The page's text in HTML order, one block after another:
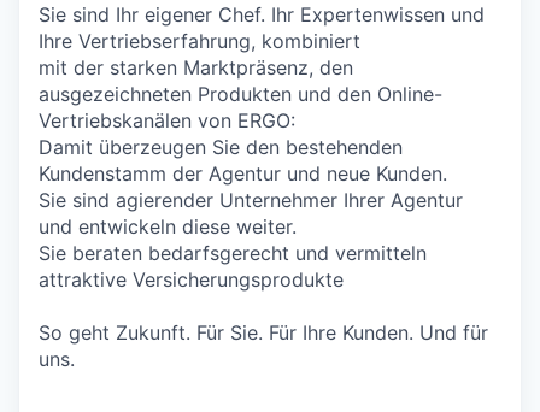
Sie sind Ihr eigener Chef. Ihr Expertenwissen und
Ihre Vertriebserfahrung, kombiniert
mit der starken Marktpräsenz, den
ausgezeichneten Produkten und den Online-
Vertriebskanälen von ERGO:
Damit überzeugen Sie den bestehenden
Kundenstamm der Agentur und neue Kunden.
Sie sind agierender Unternehmer Ihrer Agentur
und entwickeln diese weiter.
Sie beraten bedarfsgerecht und vermitteln
attraktive Versicherungsprodukte
So geht Zukunft. Für Sie. Für Ihre Kunden. Und für
uns.